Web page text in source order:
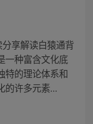
分享解读白猿通背
一种富含文化底
特的理论体系和
的许多元素...